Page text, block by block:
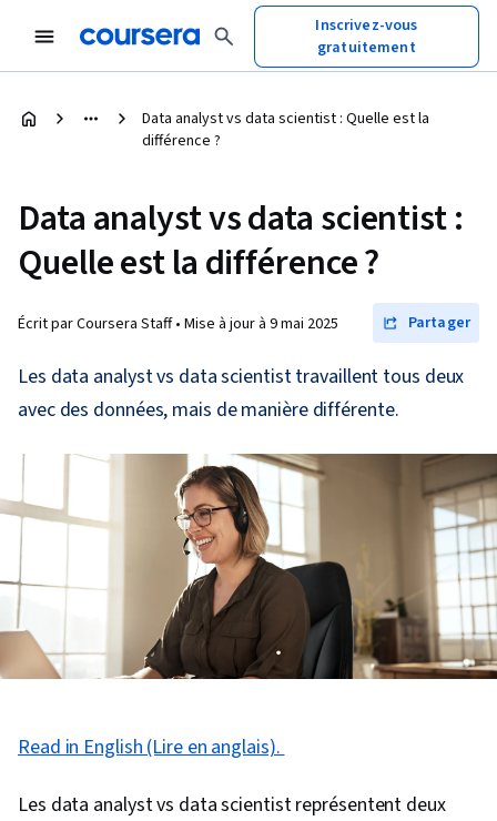
Inscrivez-vous
gratuitement
Data analyst vs data scientist : Quelle est la
différence ?
Data analyst vs data scientist :
Quelle est la différence ?
Écrit par Coursera Staff • Mise à jour à 9 mai 2025 Partager
Les data analyst vs data scientist travaillent tous deux
avec des données, mais de manière différente.
Read in English (Lire en anglais).
Les data analyst vs data scientist représentent deux